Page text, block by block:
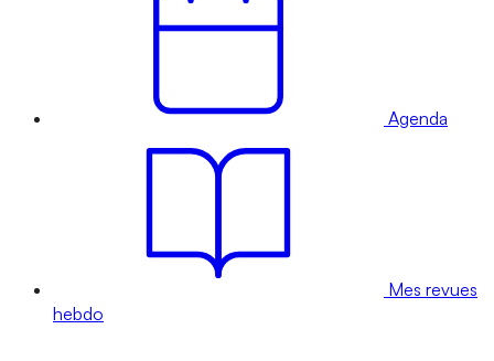
Agenda
Mes revues
hebdo